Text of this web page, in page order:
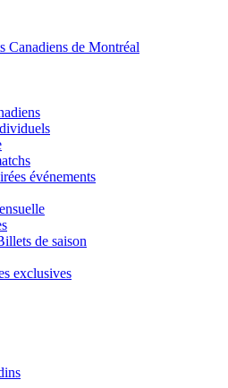
événements
de saison
exclusives